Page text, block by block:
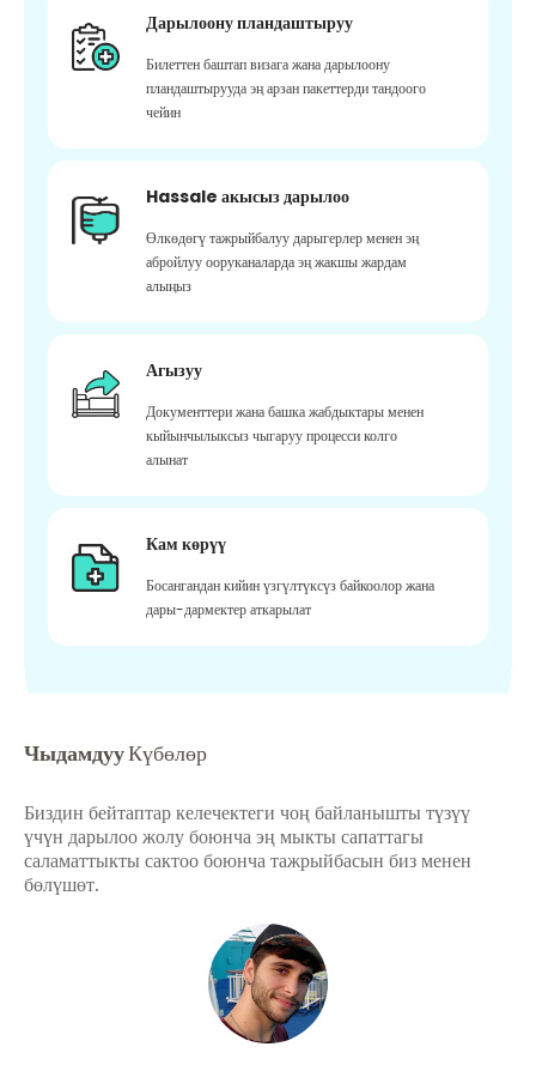
Дарылоону пландаштыруу
Билеттен баштап визага жана дарылоону
пландаштырууда эң арзан пакеттерди тандоого
чейин
Hassale акысыз дарылоо
Өлкөдөгү тажрыйбалуу дарыгерлер менен эң
абройлуу ооруканаларда эң жакшы жардам
алыңыз
Агызуу
Документтери жана башка жабдыктары менен
кыйынчылыксыз чыгаруу процесси колго
алынат
Кам көрүү
Босангандан кийин үзгүлтүксүз байкоолор жана
дары-дармектер аткарылат
ЧыдамдууКүбөлөр
Биздин бейтаптар келечектеги чоң байланышты түзүү
үчүн дарылоо жолу боюнча эң мыкты сапаттагы
саламаттыкты сактоо боюнча тажрыйбасын биз менен
бөлүшөт.